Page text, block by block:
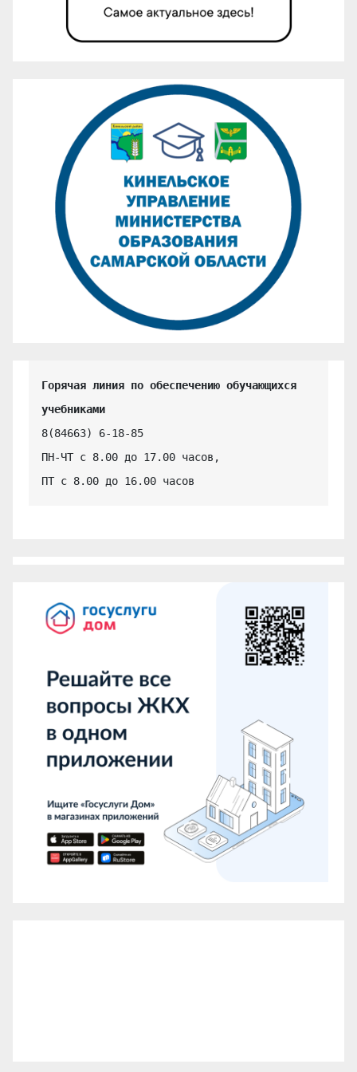
Горячая линия по обеспечению обучающихся
учебниками
8(84663) 6-18-85
ПН-ЧТ с 8.00 до 17.00 часов,
ПТ с 8.00 до 16.00 часов